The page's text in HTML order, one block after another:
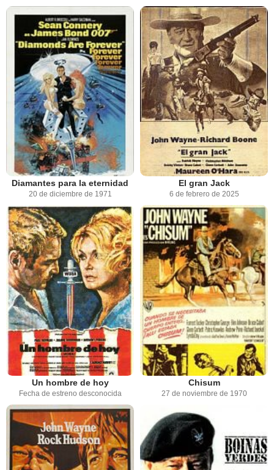
Diamantes para la eternidad
20 de diciembre de 1971
El gran Jack
6 de febrero de 2025
Un hombre de hoy
Fecha de estreno desconocida
Chisum
27 de noviembre de 1970